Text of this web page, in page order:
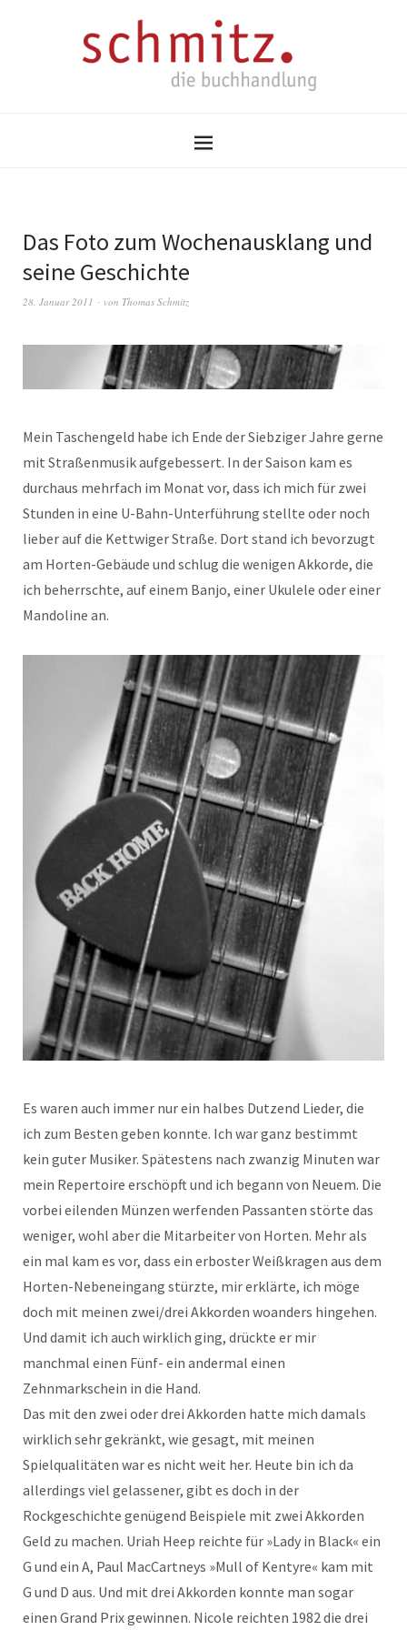
Das Foto zum Wochenausklang und
seine Geschichte
28. Januar 2011 von Thomas Schmitz
Mein Taschengeld habe ich Ende der Siebziger Jahre gerne
mit Straßenmusik aufgebessert. In der Saison kam es
durchaus mehrfach im Monat vor, dass ich mich für zwei
Stunden in eine U-Bahn-Unterführung stellte oder noch
lieber auf die Kettwiger Straße. Dort stand ich bevorzugt
am Horten-Gebäude und schlug die wenigen Akkorde, die
ich beherrschte, auf einem Banjo, einer Ukulele oder einer
Mandoline an.
Es waren auch immer nur ein halbes Dutzend Lieder, die
ich zum Besten geben konnte. Ich war ganz bestimmt
kein guter Musiker. Spätestens nach zwanzig Minuten war
mein Repertoire erschöpft und ich begann von Neuem. Die
vorbei eilenden Münzen werfenden Passanten störte das
weniger, wohl aber die Mitarbeiter von Horten. Mehr als
ein mal kam es vor, dass ein erboster Weißkragen aus dem
Horten-Nebeneingang stürzte, mir erklärte, ich möge
doch mit meinen zwei/drei Akkorden woanders hingehen.
Und damit ich auch wirklich ging, drückte er mir
manchmal einen Fünf- ein andermal einen
Zehnmarkschein in die Hand.
Das mit den zwei oder drei Akkorden hatte mich damals
wirklich sehr gekränkt, wie gesagt, mit meinen
Spielqualitäten war es nicht weit her. Heute bin ich da
allerdings viel gelassener, gibt es doch in der
Rockgeschichte genügend Beispiele mit zwei Akkorden
Geld zu machen. Uriah Heep reichte für »Lady in Black« ein
G und ein A, Paul MacCartneys »Mull of Kentyre« kam mit
G und D aus. Und mit drei Akkorden konnte man sogar
einen Grand Prix gewinnen. Nicole reichten 1982 die drei